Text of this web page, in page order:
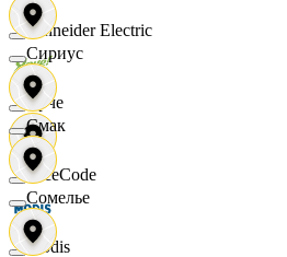
Schneider Electric
Ярче
FaceCode
Modis
Сириус
Смак
Сомелье